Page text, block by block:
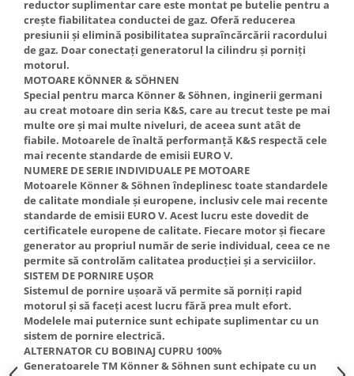
reductor suplimentar care este montat pe butelie pentru a
crește fiabilitatea conductei de gaz. Oferă reducerea
presiunii și elimină posibilitatea supraîncărcării racordului
de gaz. Doar conectați generatorul la cilindru și porniți
motorul.
MOTOARE KÖNNER & SÖHNEN
Special pentru marca Könner & Söhnen, inginerii germani
au creat motoare din seria K&S, care au trecut teste pe mai
multe ore și mai multe niveluri, de aceea sunt atât de
fiabile. Motoarele de înaltă performanță K&S respectă cele
mai recente standarde de emisii EURO V.
NUMERE DE SERIE INDIVIDUALE PE MOTOARE
Motoarele Könner & Söhnen îndeplinesc toate standardele
de calitate mondiale și europene, inclusiv cele mai recente
standarde de emisii EURO V. Acest lucru este dovedit de
certificatele europene de calitate. Fiecare motor și fiecare
generator au propriul număr de serie individual, ceea ce ne
permite să controlăm calitatea producției și a serviciilor.
SISTEM DE PORNIRE UȘOR
Sistemul de pornire ușoară vă permite să porniți rapid
motorul și să faceți acest lucru fără prea mult efort.
Modelele mai puternice sunt echipate suplimentar cu un
sistem de pornire electrică.
ALTERNATOR CU BOBINAJ CUPRU 100%
Generatoarele TM Könner & Söhnen sunt echipate cu un